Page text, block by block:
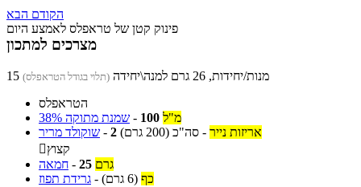
הקודם הבא
פינוק קטן של טראפלס לאמצע היום
מצרכים למתכון
15 מנות/יחידות, 26 גרם למנה\יחידה (תלוי בגודל הטראפלס)
הטראפלס
שמנת מתוקה 38% - 100 מ"ל
שוקולד מריר - 2 אריזות נייר - סה"כ (200 גרם)
קצוץ
חמאה - 25 גרם
גרידת תפוז - כף (6 גרם)